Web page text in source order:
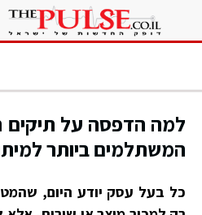
למה הדפסה על תיקים
המשתלמים ביותר
כל בעל עסק יודע היום,